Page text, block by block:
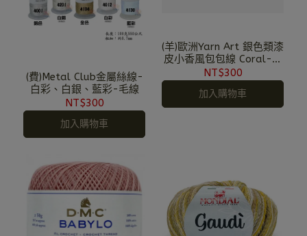
(費)Metal Club金屬絲線-
白彩、白銀、藍彩-毛線
NT$300
加入購物車
(羊)歐洲Yarn Art 銀色類漆
皮小香風包包線 Coral-毛
線
NT$300
加入購物車